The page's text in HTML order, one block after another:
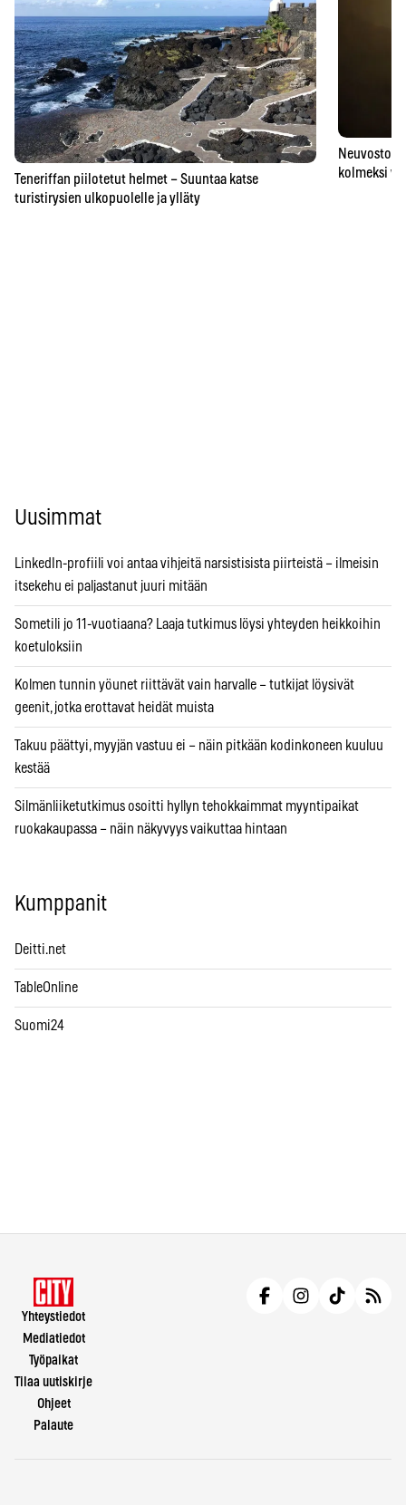
Teneriffan piilotetut helmet – Suuntaa katse
turistirysien ulkopuolelle ja ylläty
kolmeksi
Uusimmat
LinkedIn-profiili voi antaa vihjeitä narsistisista piirteistä – ilmeisin
itsekehu ei paljastanut juuri mitään
Sometili jo 11-vuotiaana? Laaja tutkimus löysi yhteyden heikkoihin
koetuloksiin
Kolmen tunnin yöunet riittävät vain harvalle – tutkijat löysivät
geenit, jotka erottavat heidät muista
Takuu päättyi, myyjän vastuu ei – näin pitkään kodinkoneen kuuluu
kestää
Silmänliiketutkimus osoitti hyllyn tehokkaimmat myyntipaikat
ruokakaupassa – näin näkyvyys vaikuttaa hintaan
Kumppanit
Deitti.net
TableOnline
Suomi24
Yhteystiedot
Mediatiedot
Työpaikat
Tilaa uutiskirje
Ohjeet
Palaute